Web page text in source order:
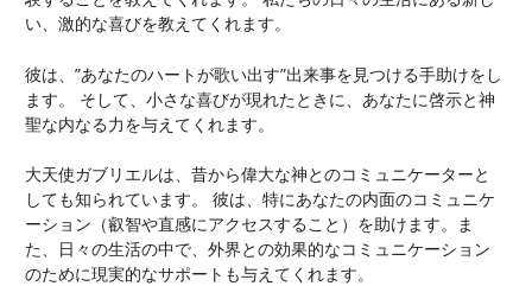
い、激的な喜びを教えてくれます。
彼は、”あなたのハートが歌い出す”出来事を見つける手助けをし
ます。 そして、小さな喜びが現れたときに、あなたに啓示と神
聖な内なる力を与えてくれます。
大天使ガブリエルは、昔から偉大な神とのコミュニケーターと
しても知られています。 彼は、特にあなたの内面のコミュニケ
ーション（叡智や直感にアクセスすること）を助けます。ま
た、日々の生活の中で、外界との効果的なコミュニケーション
のために現実的なサポートも与えてくれます。